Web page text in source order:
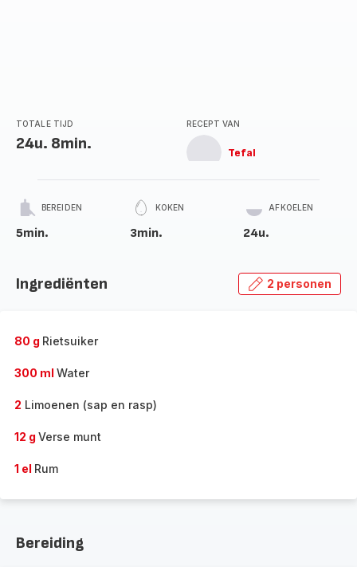
TOTALE TIJD
24u. 8min.
RECEPT VAN
Tefal
BEREIDEN
5min.
KOKEN
3min.
AFKOELEN
24u.
Ingrediënten 2 personen
80 g Rietsuiker
300 ml Water
2 Limoenen (sap en rasp)
12 g Verse munt
1 el Rum
Bereiding